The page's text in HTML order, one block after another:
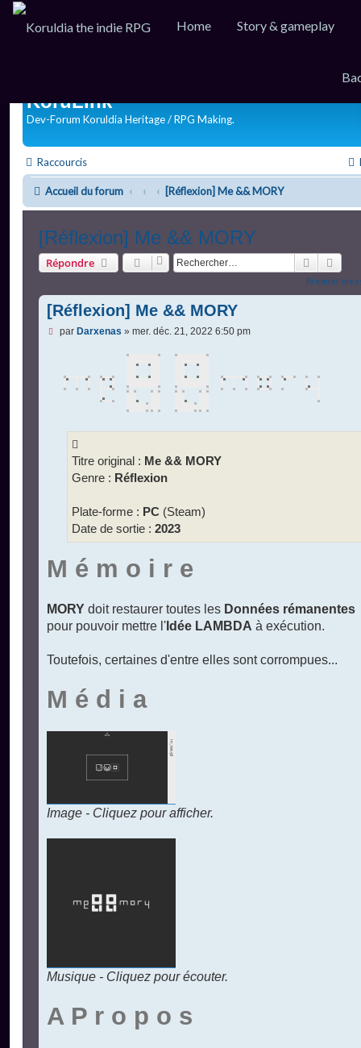
Home Story & gameplay
KoruLink
Dev-Forum Koruldia Heritage / RPG Making.
Raccourcis
Accueil du forum [Réflexion] Me && MORY
[Réflexion] Me && MORY
Répondre
Premier
[Réflexion] Me && MORY
M
par Darxenas » mer. déc. 21, 2022 6:50 pm
Titre original : Me && MORY
Genre : Réflexion
Plate-forme : PC (Steam)
Date de sortie : 2023
M é m o i r e
MORY doit restaurer toutes les Données rémanentes
pour pouvoir mettre l' Idée LAMBDA à exécution.
Toutefois, certaines d'entre elles sont corrompues...
M é d i a
Image - Cliquez pour afficher.
Musique - Cliquez pour écouter.
A P r o p o s